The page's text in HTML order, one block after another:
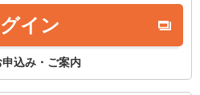
イン
申込み・ご案内